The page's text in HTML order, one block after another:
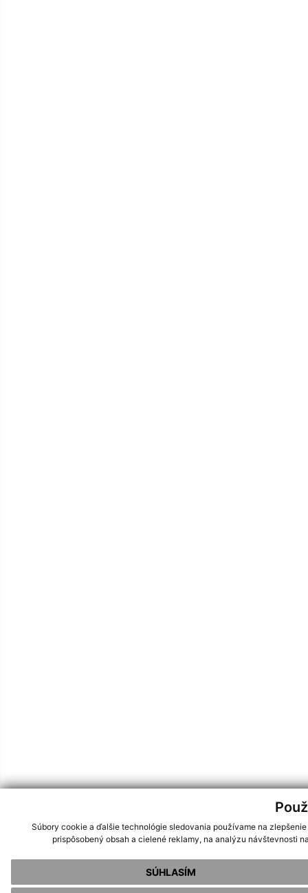
Súbory cookie a ďalšie technológie sledovania používame na
prispôsobený obsah a cielené reklamy, na analýzu návštevnosti
SÚHLASÍM